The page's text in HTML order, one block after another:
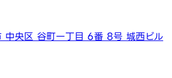
中央区 谷町一丁目 6番 8号 城西ビル